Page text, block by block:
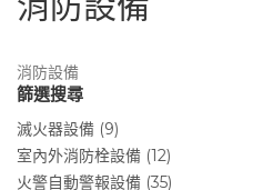
消防設備
篩選搜尋
滅火器設備 (9)
室內外消防栓設備 (12)
火警自動警報設備 (35)